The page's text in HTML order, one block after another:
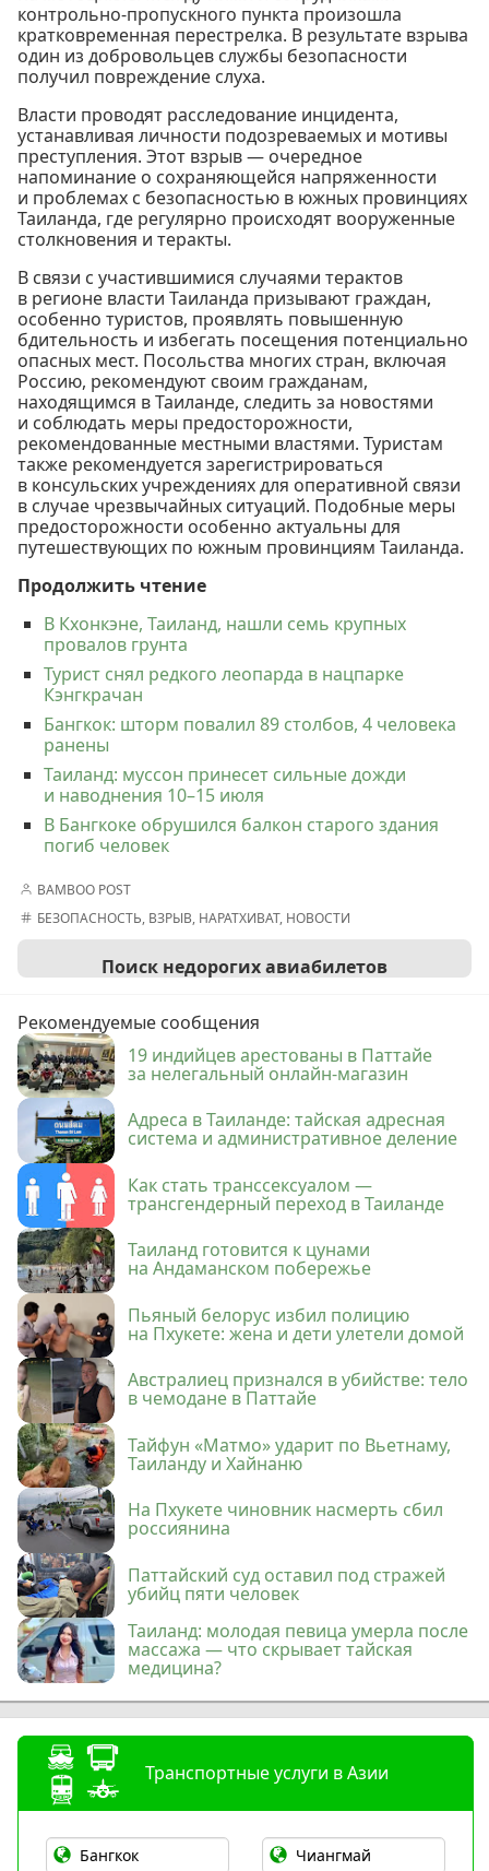
контрольно-пропускного пункта произошла
кратковременная перестрелка. В результате взрыва
один из добровольцев службы безопасности
получил повреждение слуха.
Власти проводят расследование инцидента,
устанавливая личности подозреваемых и мотивы
преступления. Этот взрыв — очередное
напоминание о сохраняющейся напряженности
и проблемах с безопасностью в южных провинциях
Таиланда, где регулярно происходят вооруженные
столкновения и теракты.
В связи с участившимися случаями терактов
в регионе власти Таиланда призывают граждан,
особенно туристов, проявлять повышенную
бдительность и избегать посещения потенциально
опасных мест. Посольства многих стран, включая
Россию, рекомендуют своим гражданам,
находящимся в Таиланде, следить за новостями
и соблюдать меры предосторожности,
рекомендованные местными властями. Туристам
также рекомендуется зарегистрироваться
в консульских учреждениях для оперативной связи
в случае чрезвычайных ситуаций. Подобные меры
предосторожности особенно актуальны для
путешествующих по южным провинциям Таиланда.
Продолжить чтение
В Кхонкэне, Таиланд, нашли семь крупных
провалов грунта
Турист снял редкого леопарда в нацпарке
Кэнгкрачан
Бангкок: шторм повалил 89 столбов, 4 человека
ранены
Таиланд: муссон принесет сильные дожди
и наводнения 10–15 июля
В Бангкоке обрушился балкон старого здания
погиб человек
BAMBOO POST
БЕЗОПАСНОСТЬ, ВЗРЫВ, НАРАТХИВАТ, НОВОСТИ
Поиск недорогих авиабилетов
Рекомендуемые сообщения
19 индийцев арестованы в Паттайе
за нелегальный онлайн-магазин
Адреса в Таиланде: тайская адресная
система и административное деление
Как стать транссексуалом —
трансгендерный переход в Таиланде
Таиланд готовится к цунами
на Андаманском побережье
Пьяный белорус избил полицию
на Пхукете: жена и дети улетели домой
Австралиец признался в убийстве: тело
в чемодане в Паттайе
Тайфун «Матмо» ударит по Вьетнаму,
Таиланду и Хайнаню
На Пхукете чиновник насмерть сбил
россиянина
Паттайский суд оставил под стражей
убийц пяти человек
Таиланд: молодая певица умерла после
массажа — что скрывает тайская
медицина?
Транспортные услуги в Азии